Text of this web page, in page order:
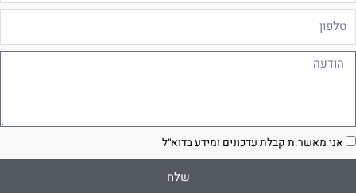
אני מאשר.ת קבלת עדכונים ומידע בדוא״ל
שלח